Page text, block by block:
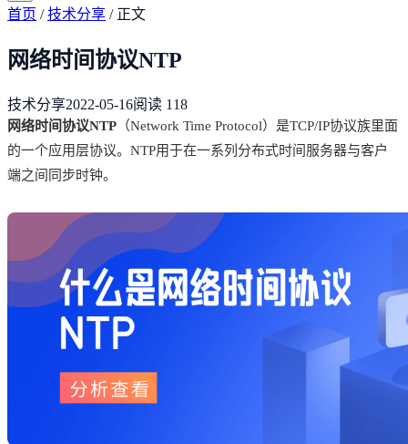
首页 /技术分享 / 正文
网络时间协议NTP
技术分享2022-05-16阅读 118
网络时间协议NTP （Network Time Protocol）是TCP/IP协议族里面
的一个应用层协议。NTP用于在一系列分布式时间服务器与客户
端之间同步时钟。